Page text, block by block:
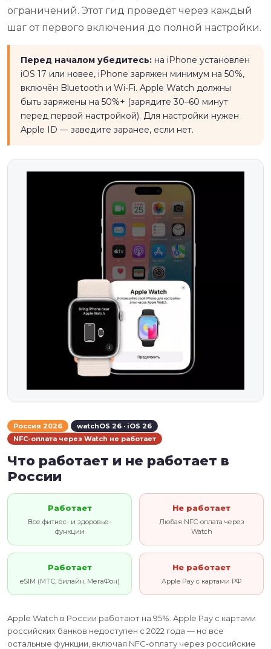
ограничений. Этот гид проведёт через каждый
шаг от первого включения до полной настройки.
Перед началом убедитесь: на iPhone установлен
iOS 17 или новее, iPhone заряжен минимум на 50%,
включён Bluetooth и Wi-Fi. Apple Watch должны
быть заряжены на 50%+ (зарядите 30–60 минут
перед первой настройкой). Для настройки нужен
Apple ID — заведите заранее, если нет.
Россия 2026
watchOS 26 · iOS 26
NFC-оплата через Watch не работает
Что работает и не работает в
России
Работает
Все фитнес- и здоровье-
функции
Не работает
Любая NFC-оплата через
Watch
Работает
eSIM (МТС, Билайн, МегаФон)
Не работает
Apple Pay с картами РФ
Apple Watch в России работают на 95%. Apple Pay с картами
российских банков недоступен с 2022 года — но все
остальные функции, включая NFC-оплату через российские